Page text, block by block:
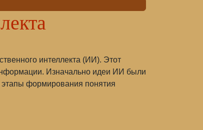
интеллекта (ИИ). Этот
Изначально идеи ИИ были
этапы формирования понятия